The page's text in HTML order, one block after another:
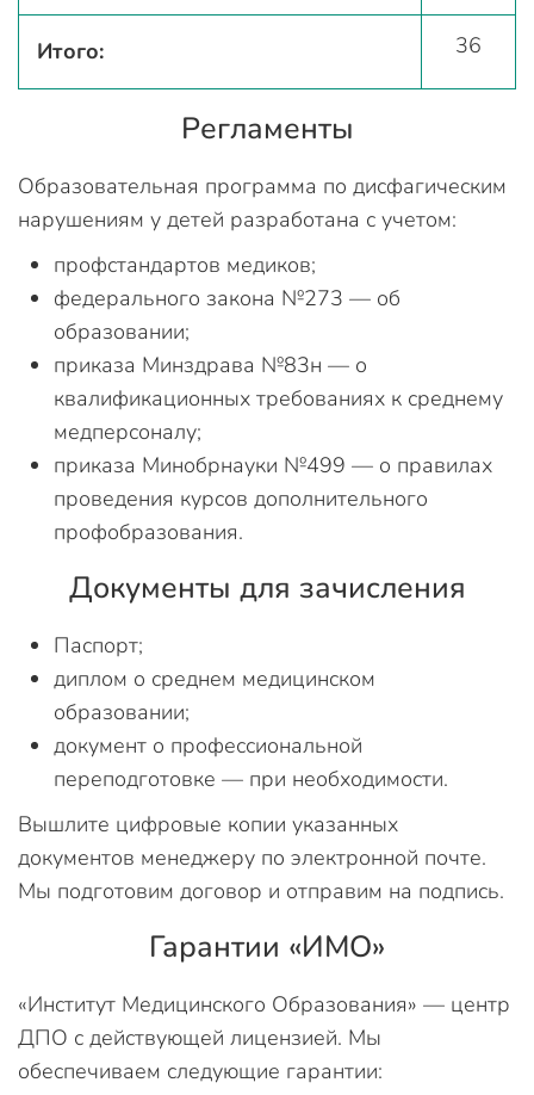
Итого: 36
Регламенты
Образовательная программа по дисфагическим
нарушениям у детей разработана с учетом:
профстандартов медиков;
федерального закона №273 — об
образовании;
приказа Минздрава №83н — о
квалификационных требованиях к среднему
медперсоналу;
приказа Минобрнауки №499 — о правилах
проведения курсов дополнительного
профобразования.
Документы для зачисления
Паспорт;
диплом о среднем медицинском
образовании;
документ о профессиональной
переподготовке — при необходимости.
Вышлите цифровые копии указанных
документов менеджеру по электронной почте.
Мы подготовим договор и отправим на подпись.
Гарантии «ИМО»
«Институт Медицинского Образования» — центр
ДПО с действующей лицензией. Мы
обеспечиваем следующие гарантии: